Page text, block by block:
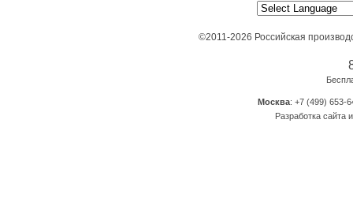
©2011-2026 Российская
Москва: +7 (499) 653-
Разработка сайта